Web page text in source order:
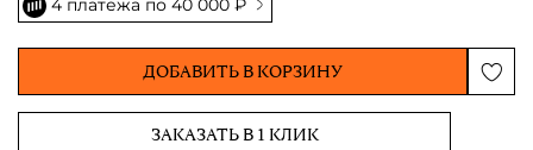
4 платежа по 40 000 ₽
ДОБАВИТЬ В КОРЗИНУ
ЗАКАЗАТЬ В 1 КЛИК